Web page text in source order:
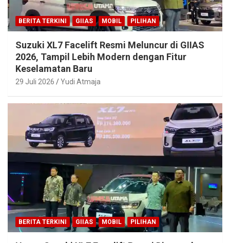
BERITA TERKINI GIIAS MOBIL PILIHAN
Suzuki XL7 Facelift Resmi Meluncur di GIIAS
2026, Tampil Lebih Modern dengan Fitur
Keselamatan Baru
29 Juli 2026 Yudi Atmaja
BERITA TERKINI GIIAS MOBIL PILIHAN